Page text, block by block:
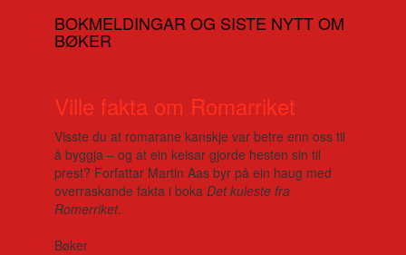
BOKMELDINGAR OG SISTE NYTT OM
BØKER
Ville fakta om Romarriket
Visste du at romarane kanskje var betre enn oss til
å byggja – og at ein keisar gjorde hesten sin til
prest? Forfattar Martin Aas byr på ein haug med
overraskande fakta i boka Det kuleste fra
Romerriket.
Bøker